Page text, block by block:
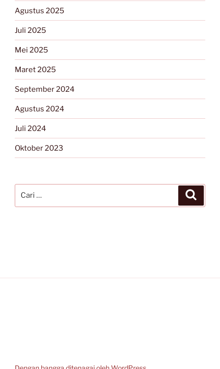
Agustus 2025
Juli 2025
Mei 2025
Maret 2025
September 2024
Agustus 2024
Juli 2024
Oktober 2023
untuk: